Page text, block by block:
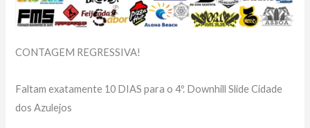
CONTAGEM REGRESSIVA!
Faltam exatamente 10 DIAS para o 4º. Downhill Slide Cidade
dos Azulejos